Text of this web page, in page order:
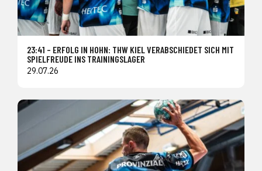
23:41 – ERFOLG IN HOHN: THW KIEL VERABSCHIEDET SICH MIT
SPIELFREUDE INS TRAININGSLAGER
29.07.26